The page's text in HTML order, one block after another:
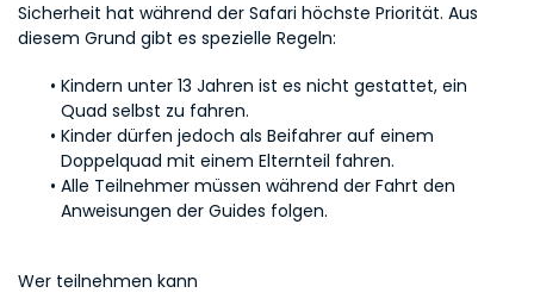
Sicherheit hat während der Safari höchste Priorität. Aus
diesem Grund gibt es spezielle Regeln:
Kindern unter 13 Jahren ist es nicht gestattet, ein
Quad selbst zu fahren.
Kinder dürfen jedoch als Beifahrer auf einem
Doppelquad mit einem Elternteil fahren.
Alle Teilnehmer müssen während der Fahrt den
Anweisungen der Guides folgen.
Wer teilnehmen kann